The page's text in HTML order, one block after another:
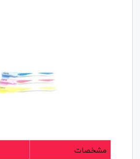
مشخصات